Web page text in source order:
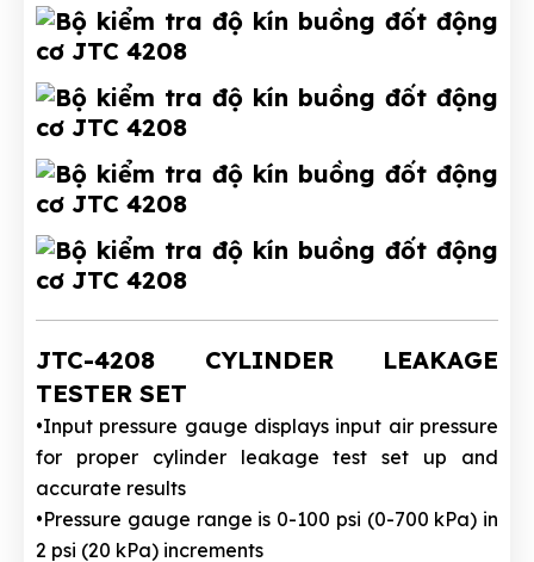
JTC-4208 CYLINDER LEAKAGE
TESTER SET
•Input pressure gauge displays input air pressure
for proper cylinder leakage test set up and
accurate results
•Pressure gauge range is 0-100 psi (0-700 kPa) in
2 psi (20 kPa) increments